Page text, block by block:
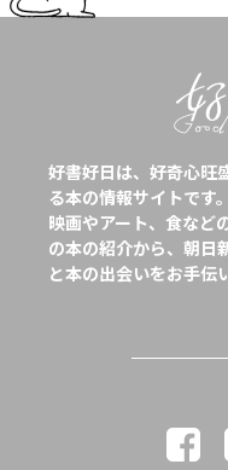
好書好日は、好奇心旺
る本の情報サイトです。
映画やアート、食など
の本の紹介から、朝日
と本の出会いをお手伝